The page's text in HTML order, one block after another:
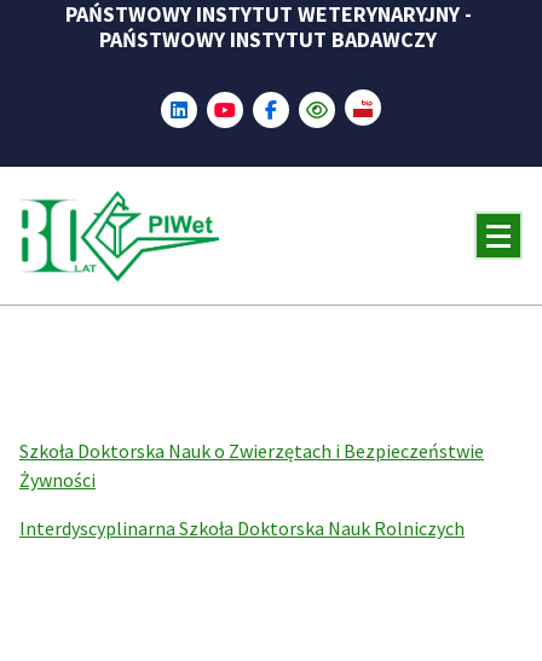
PAŃSTWOWY INSTYTUT WETERYNARYJNY -
PAŃSTWOWY INSTYTUT BADAWCZY
Szkoła Doktorska Nauk o Zwierzętach i Bezpieczeństwie
Żywności
Interdyscyplinarna Szkoła Doktorska Nauk Rolniczych